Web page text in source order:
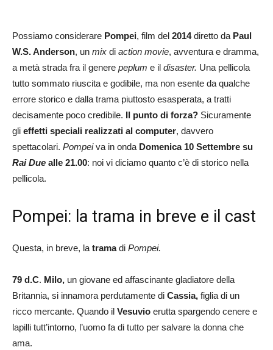
Possiamo considerare Pompei, film del 2014diretto da Paul
W.S. Anderson, un mix di action movie, avventura e dramma,
a metà strada fra il genere peplum e il disaster. Una pellicola
tutto sommato riuscita e godibile, ma non esente da qualche
errore storico e dalla trama piuttosto esasperata, a tratti
decisamente poco credibile. Il punto di forza? Sicuramente
gli effetti speciali realizzati al computer, davvero
spettacolari. Pompeiva in onda Domenica 10 Settembre su
Rai Due alle 21.00: noi vi diciamo quanto c’è di storico nella
pellicola.
Pompei: la trama in breve e il cast
Questa, in breve, la tramadi Pompei.
79 d.C. Milo, un giovane ed affascinante gladiatore della
Britannia, si innamora perdutamente di Cassia, figlia di un
ricco mercante. Quando il Vesuvio erutta spargendo cenere e
lapilli tutt’intorno, l’uomo fa di tutto per salvare la donna che
ama.